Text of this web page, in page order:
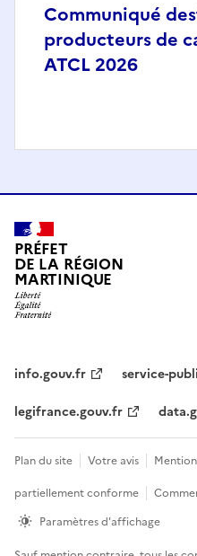
Communiqué
producteurs de
ATCL 2026
PRÉFET
DE LA RÉGION
MARTINIQUE
info.gouv.fr
service-
legifrance.gouv.fr
Plan du site Votre avis
partiellement conforme
Paramètres d'affichage